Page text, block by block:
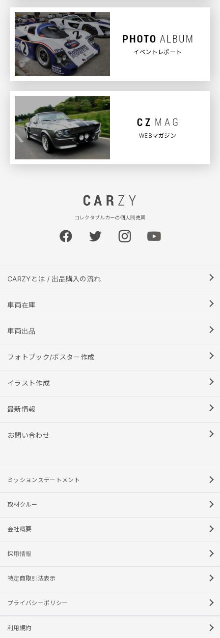
イベントレポート
WEBマガジン
コレクタブルカーの個人間売買
CARZYとは / 出品購入の流れ
車両在庫
車両出品
フォトブック/ポスター作成
イラスト作成
最新情報
お問い合わせ
ミッションステートメント
取材クルー
会社概要
採用情報
特定商取引法表示
プライバシーポリシー
利用規約